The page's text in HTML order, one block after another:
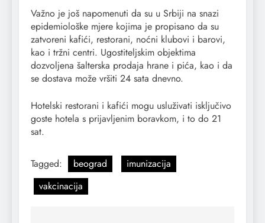
Važno je još napomenuti da su u Srbiji na snazi
epidemiološke mjere kojima je propisano da su
zatvoreni kafići, restorani, noćni klubovi i barovi,
kao i tržni centri. Ugostiteljskim objektima
dozvoljena šalterska prodaja hrane i pića, kao i da
se dostava može vršiti 24 sata dnevno.
Hotelski restorani i kafići mogu usluživati isključivo
goste hotela s prijavljenim boravkom, i to do 21
sat.
Tagged: beograd
imunizacija
vakcinacija